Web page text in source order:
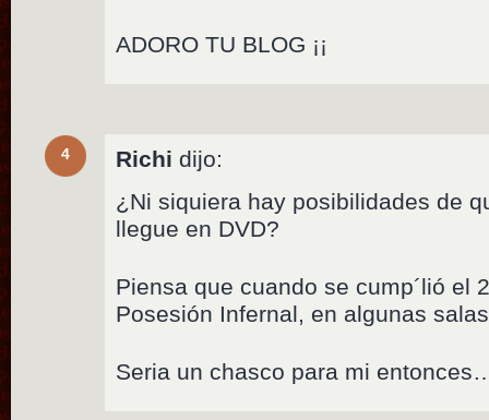
ADORO TU BLOG ¡¡
4 Richi dijo:
¿Ni siquiera hay posibilidades de
llegue en DVD?
Piensa que cuando se cump´lió el
Posesión Infernal, en algunas
Seria un chasco para mi